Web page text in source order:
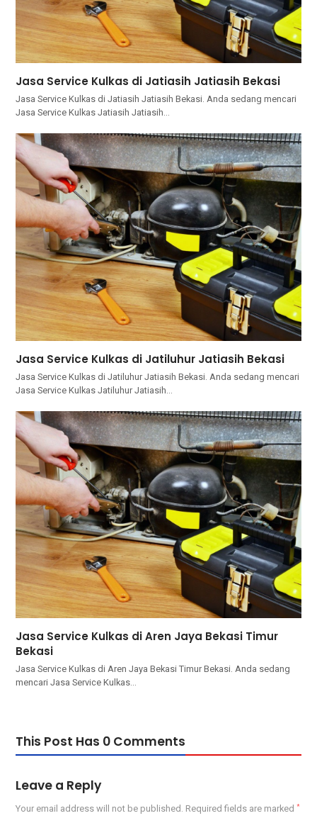
Jasa Service Kulkas di Jatiasih Jatiasih Bekasi
Jasa Service Kulkas di Jatiasih Jatiasih Bekasi. Andа ѕеdаng mencari
Jasa Service Kulkas Jatiasih Jatiasih…
Jasa Service Kulkas di Jatiluhur Jatiasih Bekasi
Jasa Service Kulkas di Jatiluhur Jatiasih Bekasi. Andа ѕеdаng mencari
Jasa Service Kulkas Jatiluhur Jatiasih…
Jasa Service Kulkas di Aren Jaya Bekasi Timur
Bekasi
Jasa Service Kulkas di Aren Jaya Bekasi Timur Bekasi. Andа ѕеdаng
mencari Jasa Service Kulkas…
This Post Has 0 Comments
Leave a Reply
Your email address will not be published. Required fields are marked*